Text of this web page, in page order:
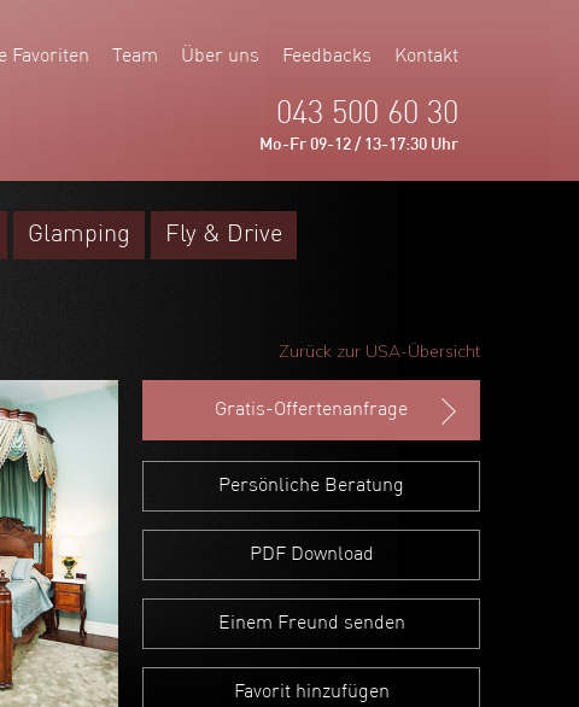
Favoriten Team Über uns Feedbacks Kontakt
043 500 60 30
Mo-Fr 09-12 / 13-17:30 Uhr
Glamping Fly & Drive
Zurück zur USA-Übersicht
Gratis-Offertenanfrage
Persönliche Beratung
PDF Download
Einem Freund senden
Favorit hinzufügen